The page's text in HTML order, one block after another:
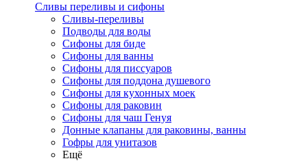
Сливы переливы и сифоны
Сливы-переливы
Подводы для воды
Сифоны для биде
Сифоны для ванны
Сифоны для писсуаров
Сифоны для поддона душевого
Сифоны для кухонных моек
Сифоны для раковин
Сифоны для чаш Генуя
Донные клапаны для раковины, ванны
Гофры для унитазов
Ещё